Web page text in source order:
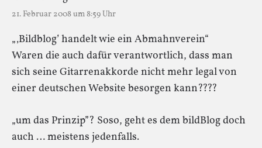
21. Februar 2008 um 8:59 Uhr
„‚Bildblog’ handelt wie ein Abmahnverein“
Waren die auch dafür verantwortlich, dass man
sich seine Gitarrenakkorde nicht mehr legal von
einer deutschen Website besorgen kann????
„um das Prinzip”? Soso, geht es dem bildBlog doch
auch … meistens jedenfalls.